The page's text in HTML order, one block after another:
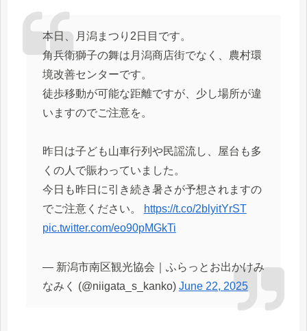
本日、月潟まつり2日目です。
角兵衛獅子の舞は月潟商店街でなく、農村環
境改善センターです。
徒歩移動が可能な距離ですが、少し場所が違
いますのでご注意を。
昨日は子ども山車行列や民謡流し、屋台も多
くの人で賑わっていました。
今日も昨日に引き続き暑さが予想されますの
でご注意ください。
https://t.co/2blyitYrST
pic.twitter.com/eo90pMGkTi
— 新潟市南区観光協会｜ふらっとお出かけみ
なみく (@niigata_s_kanko) June 22, 2025